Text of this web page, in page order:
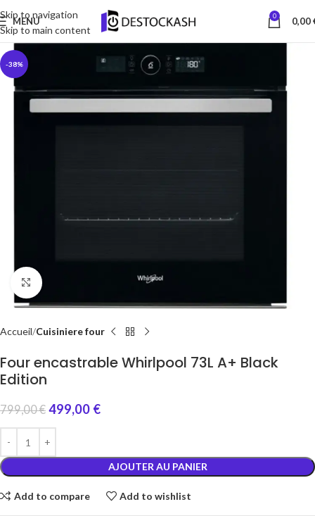
Skip to navigation
Skip to main content
MENU 0 0,00
-38%
Click to enlarge
Accueil Cuisiniere four
Four encastrable Whirlpool 73L A+ Black
Edition
799,00€ 499,00 €
AJOUTER AU PANIER
Add to compare Add to wishlist